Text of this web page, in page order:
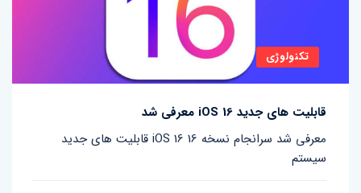
تکنولوژی
قابلیت های جدید iOS 16 معرفی شد
قابلیت های جدید iOS 16 معرفی شد سرانجام نسخه 16
سیستم